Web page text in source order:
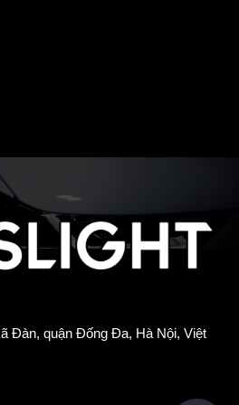
Đàn, quận Đống Đa, Hà Nội, Việt